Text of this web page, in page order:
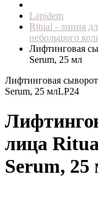
Lapidem
Ritual - линия
небольшого
Лифтинговая
Serum, 25 мл
Лифтинговая
Serum, 25 млLP24
лица
Serum, 25